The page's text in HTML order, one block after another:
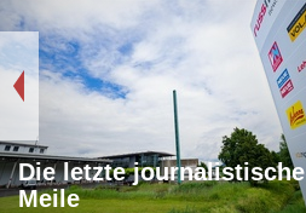
Die letzte journalistische
Meile